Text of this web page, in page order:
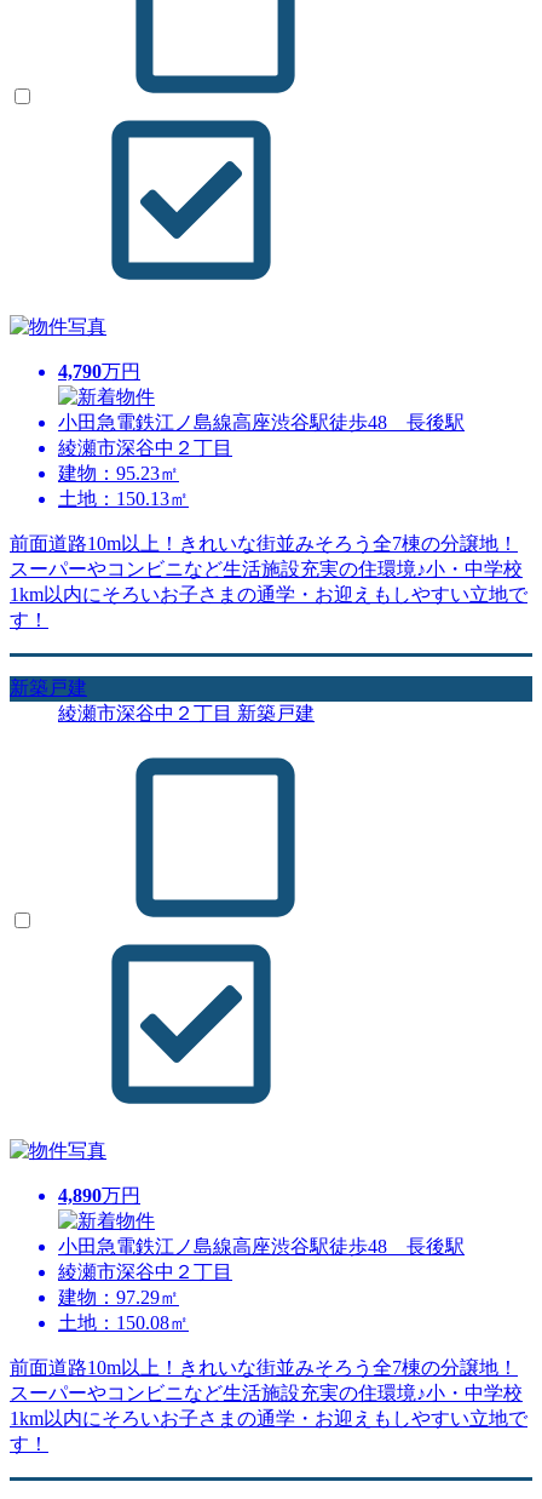
4,790万円
小田急電鉄江ノ島線高座渋谷駅徒歩48 長後駅
綾瀬市深谷中２丁目
建物：95.23㎡
土地：150.13㎡
前面道路10m以上！きれいな街並みそろう全7棟の分譲地！
スーパーやコンビニなど生活施設充実の住環境♪小・中学校
1km以内にそろいお子さまの通学・お迎えもしやすい立地で
す！
新築戸建
綾瀬市深谷中２丁目 新築戸建
4,890万円
小田急電鉄江ノ島線高座渋谷駅徒歩48 長後駅
綾瀬市深谷中２丁目
建物：97.29㎡
土地：150.08㎡
前面道路10m以上！きれいな街並みそろう全7棟の分譲地！
スーパーやコンビニなど生活施設充実の住環境♪小・中学校
1km以内にそろいお子さまの通学・お迎えもしやすい立地で
す！